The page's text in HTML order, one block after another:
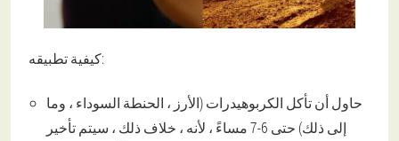
كيفية تطبيقه:
حاول أن تأكل الكربوهيدرات (الأرز ، الحنطة السوداء ، وما
إلى ذلك) حتى 6-7 مساءً ، لأنه ، خلاف ذلك ، سيتم تأخير